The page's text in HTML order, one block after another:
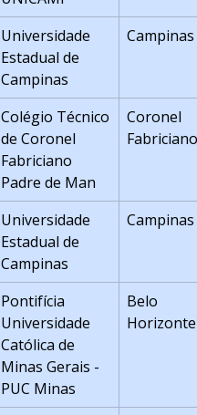
Universidade
Estadual de
Campinas
Campinas
Colégio Técnico
de Coronel
Fabriciano
Padre de Man
Coronel
Fabriciano
Universidade
Estadual de
Campinas
Campinas
Pontifícia
Universidade
Católica de
Minas Gerais -
PUC Minas
Belo
Horizonte